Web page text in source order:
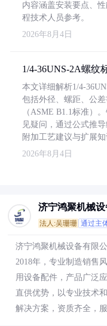
内容涵盖安装要点、
程技术人员参考。
2026年8月4日
1/4-36UNS-2A螺纹
本文详细解析1/4-
包括外径、螺距、公
（ASME B1.1标准）
见疑问，通过公式推
附加工艺建议与扩展知
2026年8月4日
济宁鸿聚机械设
法人:吴珊珊 通过主
济宁鸿聚机械设备有限
2018年，专业制造销售
用设备配件，产品广泛
直供优势，以专业技术
解决方案，资质齐全，服